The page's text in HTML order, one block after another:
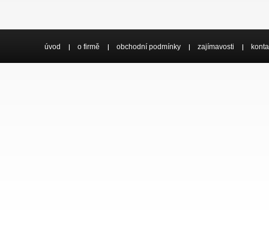
úvod o firmě obchodní podmínky zajímavosti